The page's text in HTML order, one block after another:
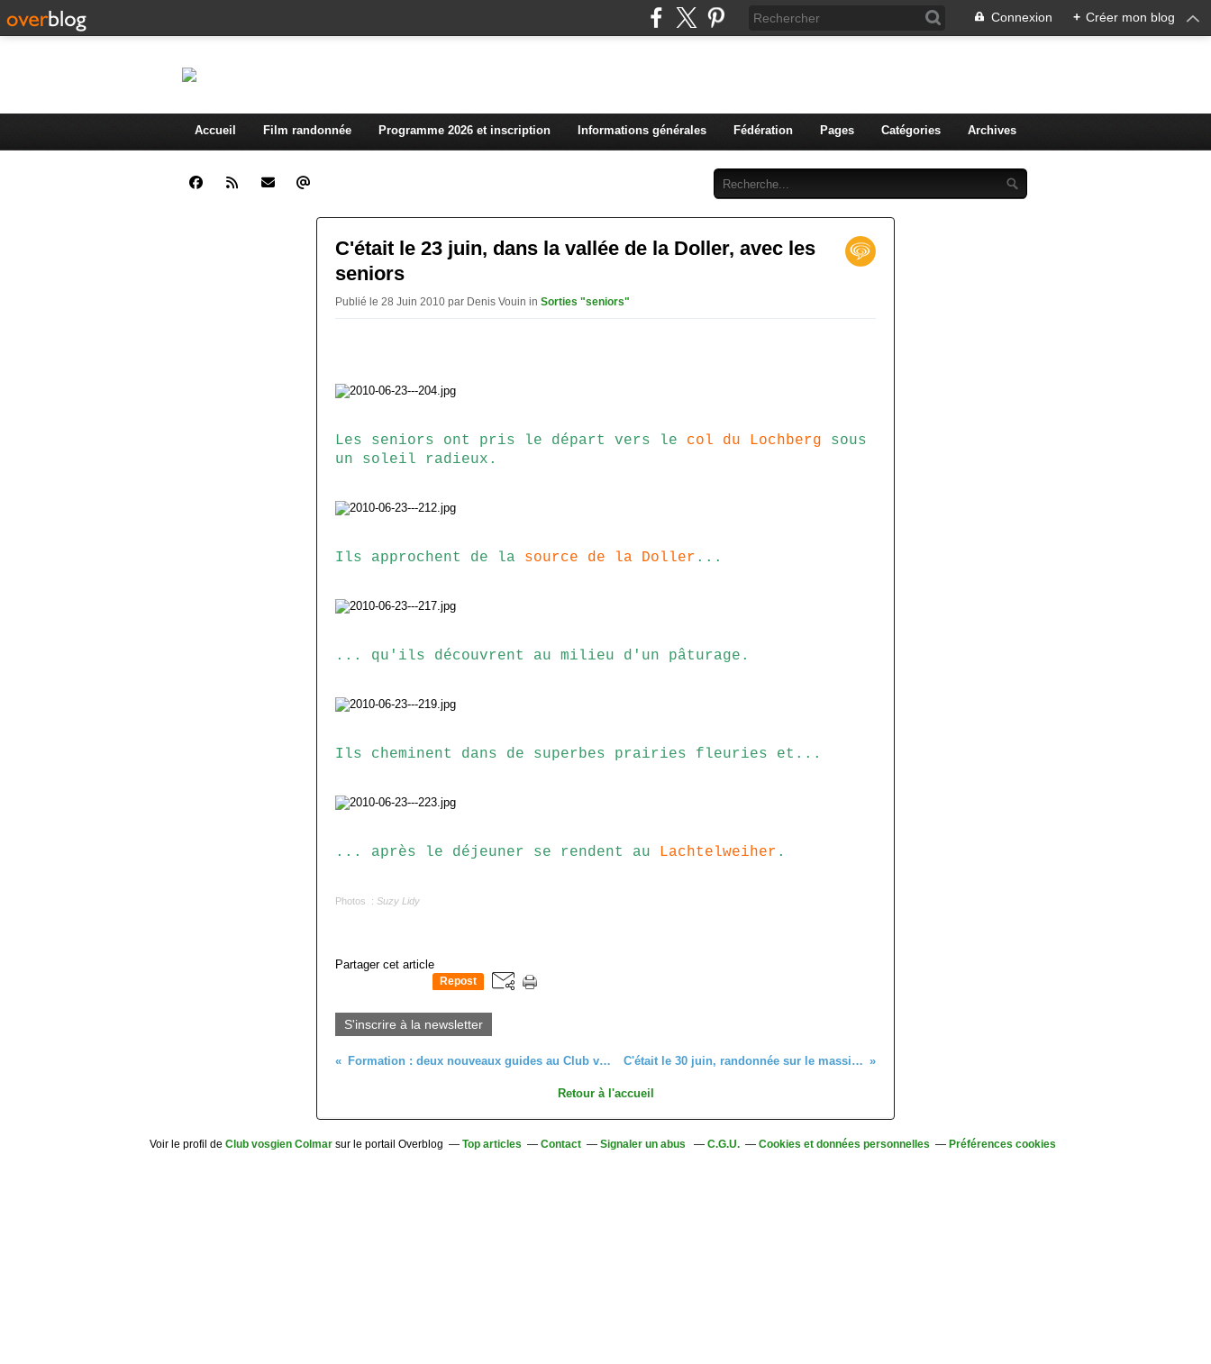
Connexion + Créer mon blog
Accueil Film randonnée Programme 2026 et inscription Informations générales Fédération Pages Catégories Archives
C'était le 23 juin, dans la vallée de la Doller, avec les
seniors
Publié le 28 Juin 2010 par Denis Vouin in Sorties "seniors"
Les seniors ont pris le départ vers le col du Lochberg sous
un soleil radieux.
Ils approchent de la source de la Doller ...
... qu'ils découvrent au milieu d'un pâturage.
Ils cheminent dans de superbes prairies fleuries et...
... après le déjeuner se rendent au Lachtelweiher .
Photos : Suzy Lidy
Partager cet article
Repost
S'inscrire à la newsletter
Formation : deux nouveaux guides au Club vosgien de Colmar C'était le 30 juin, randonnée sur le massif du Petit-Ballon
Retour à l'accueil
Voir le profil de Club vosgien Colmar sur le portail Overblog Top articles Contact Signaler un abus C.G.U. Cookies et données personnelles Préférences cookies